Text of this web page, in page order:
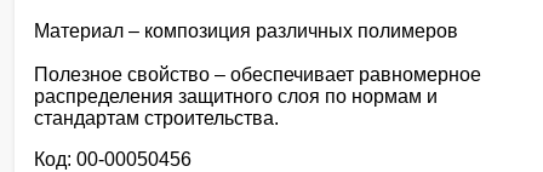
Материал – композиция различных полимеров
Полезное свойство – обеспечивает равномерное
распределения защитного слоя по нормам и
стандартам строительства.
Код: 00-00050456